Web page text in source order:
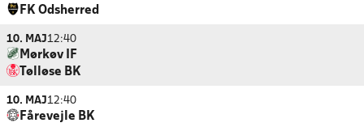
FK Odsherred
10. MAJ12:40
Mørkøv IF
Tølløse BK
10. MAJ12:40
Fårevejle BK